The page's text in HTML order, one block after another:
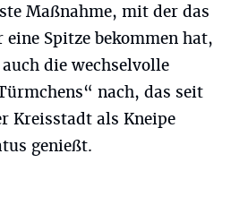
Maßnahme, mit der das
Spitze bekommen hat,
die wechselvolle
nach, das seit
Kreisstadt als Kneipe
genießt.